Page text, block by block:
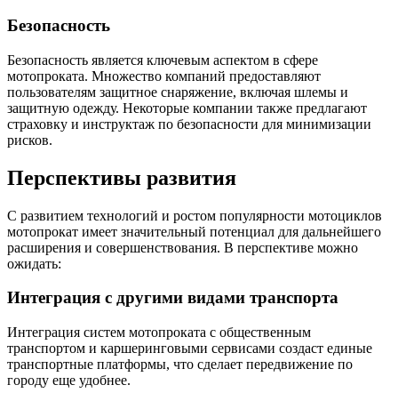
Безопасность
Безопасность является ключевым аспектом в сфере
мотопроката. Множество компаний предоставляют
пользователям защитное снаряжение, включая шлемы и
защитную одежду. Некоторые компании также предлагают
страховку и инструктаж по безопасности для минимизации
рисков.
Перспективы развития
С развитием технологий и ростом популярности мотоциклов
мотопрокат имеет значительный потенциал для дальнейшего
расширения и совершенствования. В перспективе можно
ожидать:
Интеграция с другими видами транспорта
Интеграция систем мотопроката с общественным
транспортом и каршеринговыми сервисами создаст единые
транспортные платформы, что сделает передвижение по
городу еще удобнее.